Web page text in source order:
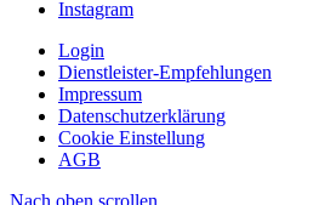
Instagram
Login
Dienstleister-Empfehlungen
Impressum
Datenschutzerklärung
Cookie Einstellung
AGB